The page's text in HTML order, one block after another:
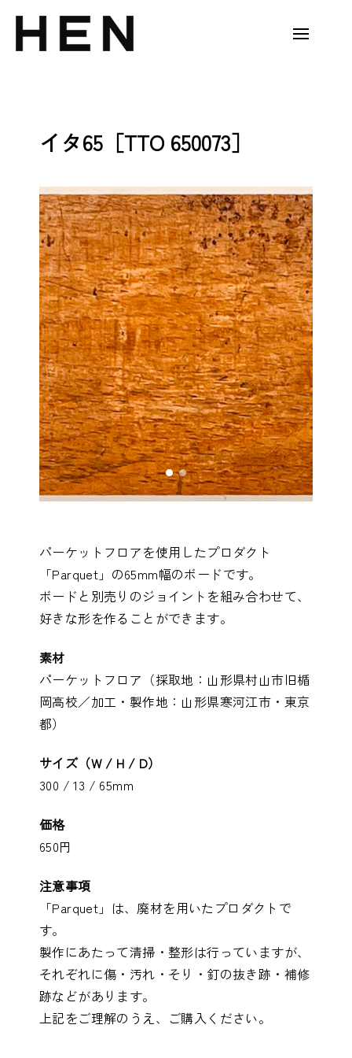
content
イタ65［TTO 650073］
パーケットフロアを使用したプロダクト
「Parquet」の65mm幅のボードです。
ボードと別売りのジョイントを組み合わせて、
好きな形を作ることができます。
素材
パーケットフロア（採取地：山形県村山市旧楯
岡高校／加工・製作地：山形県寒河江市・東京
都）
サイズ（W / H / D）
300 / 13 / 65mm
価格
650円
注意事項
「Parquet」は、廃材を用いたプロダクトで
す。
製作にあたって清掃・整形は行っていますが、
それぞれに傷・汚れ・そり・釘の抜き跡・補修
跡などがあります。
上記をご理解のうえ、ご購入ください。